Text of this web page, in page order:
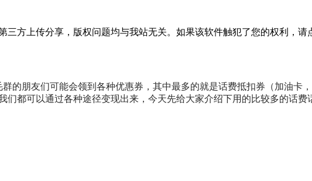
三方上传分享，版权问题均与我站无关。如果该软件触犯了您的权利，请
的朋友们可能会领到各种优惠券，其中最多的就是话费抵扣券（加油卡
都可以通过各种途径变现出来，今天先给大家介绍下用的比较多的话费